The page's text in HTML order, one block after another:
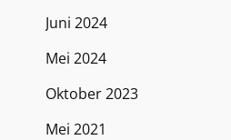
Juni 2024
Mei 2024
Oktober 2023
Mei 2021